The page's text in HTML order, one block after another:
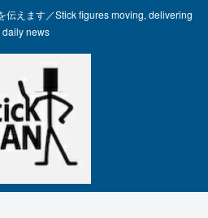
伝えます／Stick figures moving, delivering
daily news